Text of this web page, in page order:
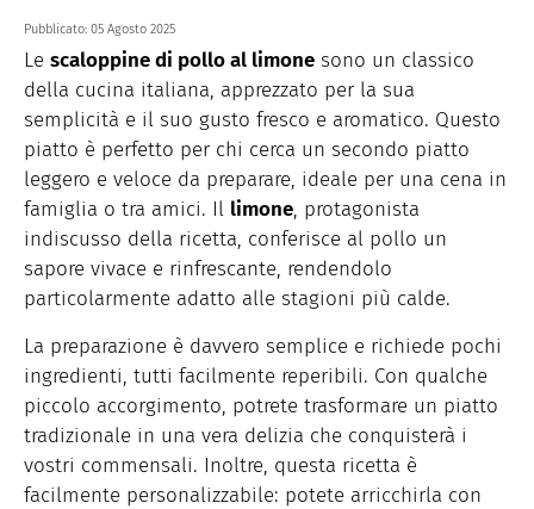
Pubblicato: 05 Agosto 2025
Le scaloppine di pollo al limone sono un classico
della cucina italiana, apprezzato per la sua
semplicità e il suo gusto fresco e aromatico. Questo
piatto è perfetto per chi cerca un secondo piatto
leggero e veloce da preparare, ideale per una cena in
famiglia o tra amici. Il limone, protagonista
indiscusso della ricetta, conferisce al pollo un
sapore vivace e rinfrescante, rendendolo
particolarmente adatto alle stagioni più calde.
La preparazione è davvero semplice e richiede pochi
ingredienti, tutti facilmente reperibili. Con qualche
piccolo accorgimento, potrete trasformare un piatto
tradizionale in una vera delizia che conquisterà i
vostri commensali. Inoltre, questa ricetta è
facilmente personalizzabile: potete arricchirla con